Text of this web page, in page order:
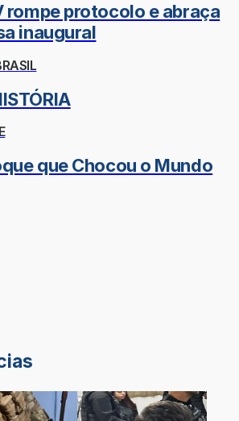
rompe protocolo e abraça
inaugural
que Chocou o Mundo